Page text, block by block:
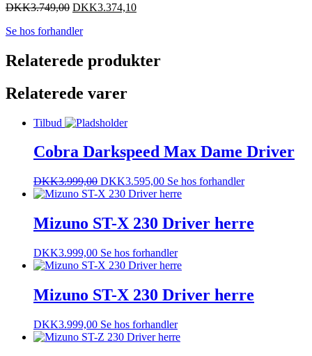
DKK3.749,00 DKK3.374,10
Se hos forhandler
Relaterede produkter
Relaterede varer
Tilbud
Cobra Darkspeed Max Dame Driver
DKK3.999,00 DKK3.595,00 Se hos forhandler
Mizuno ST-X 230 Driver herre
DKK3.999,00 Se hos forhandler
Mizuno ST-X 230 Driver herre
DKK3.999,00 Se hos forhandler